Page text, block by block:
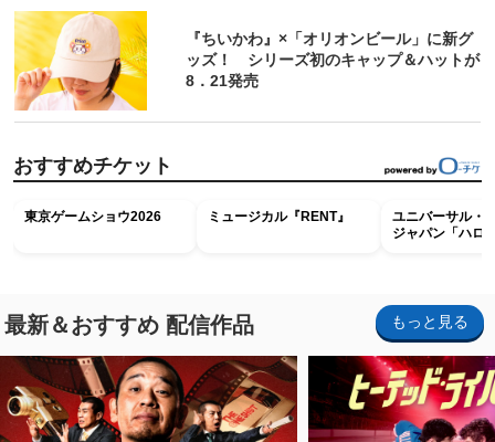
『ちいかわ』×「オリオンビール」に新グ
ッズ！ シリーズ初のキャップ＆ハットが
8．21発売
おすすめチケット
東京ゲームショウ2026 ミュージカル『RENT』
ユニバーサル・
ジャパン「ハロ
最新＆おすすめ 配信作品 もっと見る